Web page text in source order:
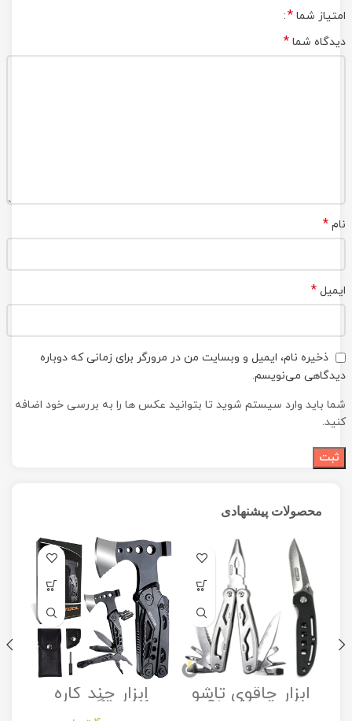
امتیاز شما *
دیدگاه شما *
نام *
ایمیل *
ذخیره نام، ایمیل و وبسایت من در مرورگر برای زمانی که دوباره
دیدگاهی می‌نویسم.
شما باید وارد سیستم شوید تا بتوانید عکس ها را به بررسی خود اضافه
کنید.
محصولات پیشنهادی
ابزار چاقوی تاشو
مدل Stanley
ابزار چند کاره
کمپینگ مدل